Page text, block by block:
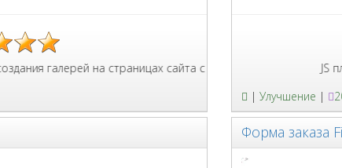
галерей на страницах сайта с Bootstrap 3, поддерживает как
JS
| Улучшение |
Форма заказа